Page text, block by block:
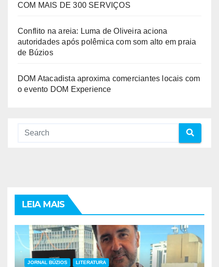
COM MAIS DE 300 SERVIÇOS
Conflito na areia: Luma de Oliveira aciona
autoridades após polêmica com som alto em praia
de Búzios
DOM Atacadista aproxima comerciantes locais com
o evento DOM Experience
LEIA MAIS
JORNAL BÚZIOS LITERATURA